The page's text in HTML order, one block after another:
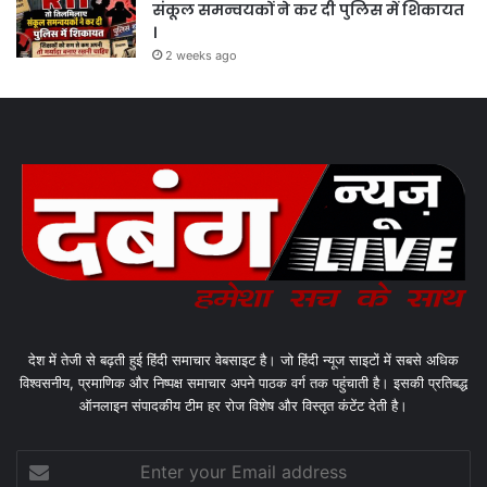
संकूल समन्वयकों ने कर दी पुलिस में शिकायत
।
2 weeks ago
देश में तेजी से बढ़ती हुई हिंदी समाचार वेबसाइट है। जो हिंदी न्यूज साइटों में सबसे अधिक
विश्वसनीय, प्रमाणिक और निष्पक्ष समाचार अपने पाठक वर्ग तक पहुंचाती है। इसकी प्रतिबद्ध
ऑनलाइन संपादकीय टीम हर रोज विशेष और विस्तृत कंटेंट देती है।
your